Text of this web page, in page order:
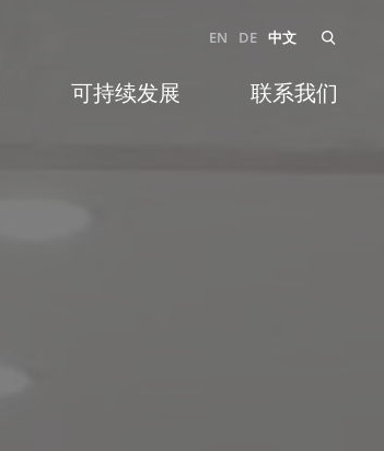
可持续发展 联系我们
EN DE 中文